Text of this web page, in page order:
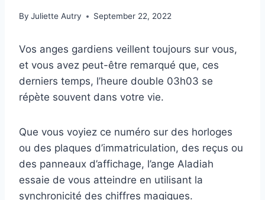
By Juliette Autry September 22, 2022
Vos anges gardiens veillent toujours sur vous,
et vous avez peut-être remarqué que, ces
derniers temps, l’heure double 03h03 se
répète souvent dans votre vie.
Que vous voyiez ce numéro sur des horloges
ou des plaques d’immatriculation, des reçus ou
des panneaux d’affichage, l’ange Aladiah
essaie de vous atteindre en utilisant la
synchronicité des chiffres magiques.